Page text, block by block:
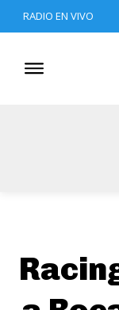
RADIO EN VIVO